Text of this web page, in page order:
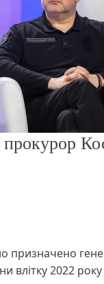
призначено
влітку 2022 року